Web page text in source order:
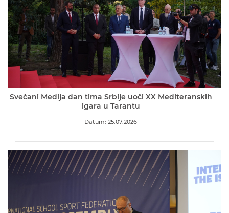
Svečani Medija dan tima Srbije uoči XX Mediteranskih
igara u Tarantu
Datum: 25.07.2026